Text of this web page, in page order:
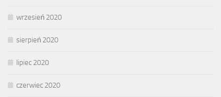
wrzesień 2020
sierpień 2020
lipiec 2020
czerwiec 2020